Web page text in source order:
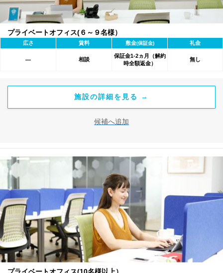
プライベートオフィス(６～９名様）
広さ 賃料 敷金(保証金) 礼金
― 相談
保証金1-2ヵ月（解約
時全額返金）
無し
施設の詳細を見る →
候補へ追加